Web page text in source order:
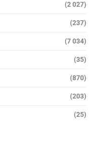
(2 027)
(237)
(7 034)
(35)
(870)
(203)
(25)